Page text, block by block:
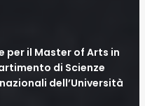
per il Master of Arts in
di Scienze
dell’Università